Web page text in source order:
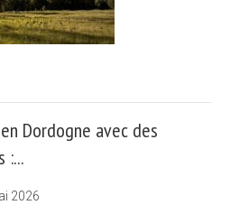
Dordogne avec des
:...
2026